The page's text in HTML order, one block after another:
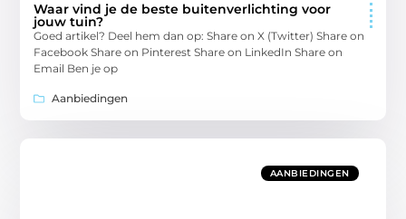
Waar vind je de beste buitenverlichting voor
jouw tuin?
Goed artikel? Deel hem dan op: Share on X (Twitter) Share on
Facebook Share on Pinterest Share on LinkedIn Share on
Email Ben je op
Aanbiedingen
AANBIEDINGEN